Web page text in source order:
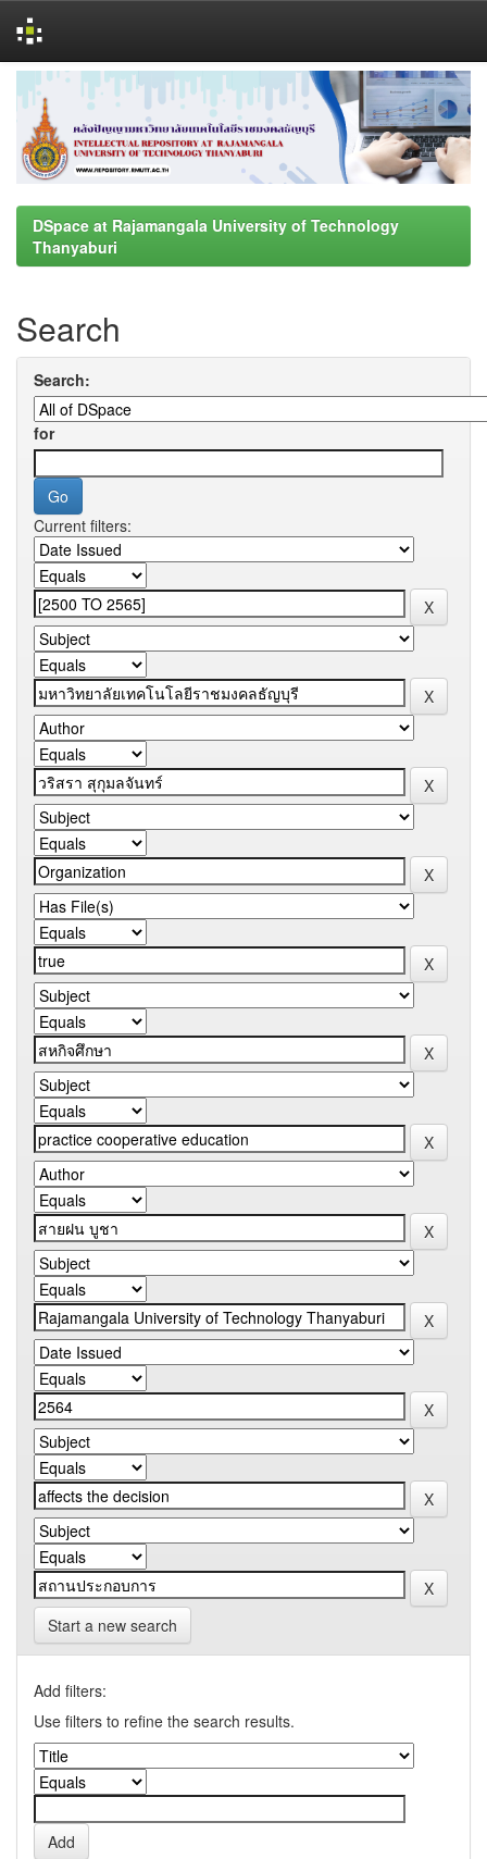
navigation
DSpace at Rajamangala University of Technology
Thanyaburi
Search
Search:
for
Current filters:
Start a new search
Add filters:
Use filters to refine the search results.